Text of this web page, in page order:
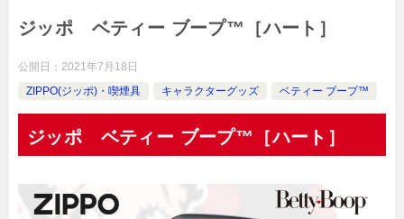
ジッポ ベティー ブープ™［ハート］
公開日： 2021年7月18日
ZIPPO(ジッポ)・喫煙具
キャラクターグッズ ベティー ブープ™
ジッポ ベティー ブープ™［ハート］